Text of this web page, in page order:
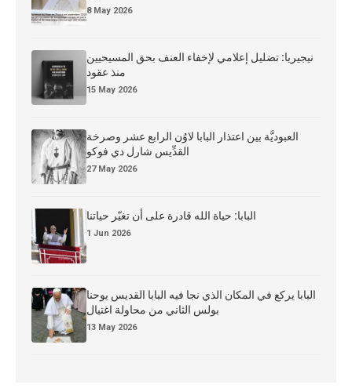
8 May 2026
نيجيريا: تضليل إعلامي لإخفاء العنف بحق المسيحيين
منذ عقود
15 May 2026
العبوديَّة بين اعتذار البابا لاوُن الرابع عشر وصرخة
القدِّيس شارل دي فوكو
27 May 2026
البابا: حياة الله قادرة على أن تغيّر حياتنا
1 Jun 2026
البابا يركع في المكان الذي نجا فيه البابا القديس يوحنا
بولس الثاني من محاولة اغتيال
13 May 2026